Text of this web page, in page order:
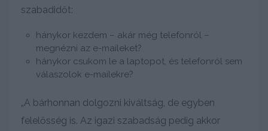
szabadidőt:
hánykor kezdem – akár még telefonról –
megnézni az e-maileket?
hánykor csukom le a laptopot, és telefonról sem
válaszolok e-mailekre?
„A bárhonnan dolgozni kiváltság, de egyben
felelősség is. Az igazi szabadság pedig akkor